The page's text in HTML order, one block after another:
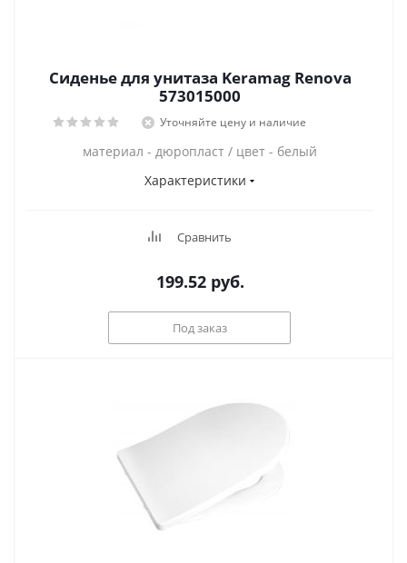
Сиденье для унитаза Keramag Renova
573015000
Уточняйте цену и наличие
материал - дюропласт / цвет - белый
Характеристики
Сравнить
199.52 руб.
Под заказ